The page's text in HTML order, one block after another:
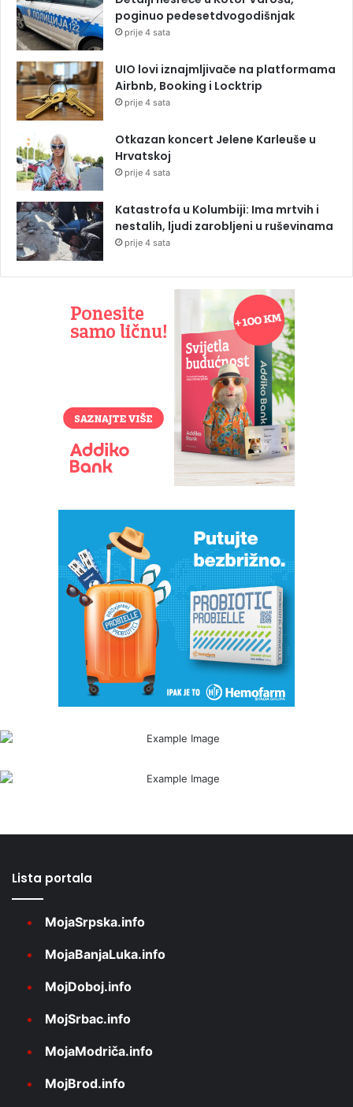
poginuo pedesetdvogodišnjak
prije 4 sata
UIO lovi iznajmljivače na platformama
Airbnb, Booking i Locktrip
prije 4 sata
Otkazan koncert Jelene Karleuše u
Hrvatskoj
prije 4 sata
Katastrofa u Kolumbiji: Ima mrtvih i
nestalih, ljudi zarobljeni u ruševinama
prije 4 sata
Lista portala
MojaSrpska.info
MojaBanjaLuka.info
MojDoboj.info
MojSrbac.info
MojaModriča.info
MojBrod.info